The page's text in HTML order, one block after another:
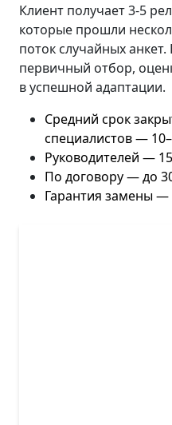
Клиент получает 3-5
которые прошли
поток случайных
первичный отбор,
в успешной адаптации.
Средний срок
специалистов —
Руководителей —
По договору — до
Гарантия замены —